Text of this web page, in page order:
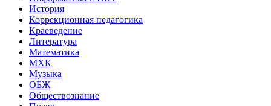
История
Коррекционная педагогика
Краеведение
Литература
Математика
МХК
Музыка
ОБЖ
Обществознание